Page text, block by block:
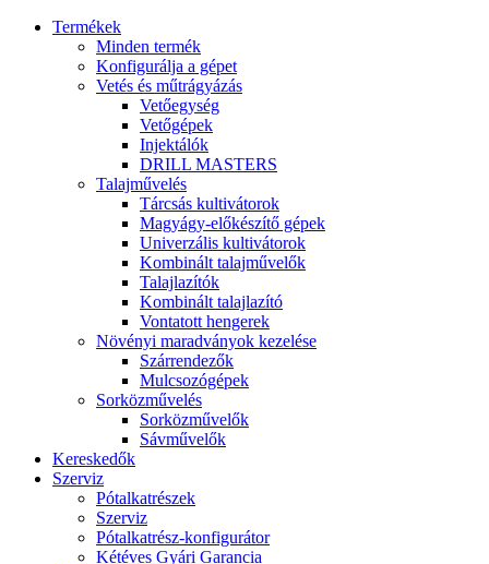
Termékek
Minden termék
Konfigurálja a gépet
Vetés és műtrágyázás
Vetőegység
Vetőgépek
Injektálók
DRILL MASTERS
Talajművelés
Tárcsás kultivátorok
Magyágy-előkészítő gépek
Univerzális kultivátorok
Kombinált talajművelők
Talajlazítók
Kombinált talajlazító
Vontatott hengerek
Növényi maradványok kezelése
Szárrendezők
Mulcsozógépek
Sorközművelés
Sorközművelők
Sávművelők
Kereskedők
Szerviz
Pótalkatrészek
Szerviz
Pótalkatrész-konfigurátor
Kétéves Gyári Garancia